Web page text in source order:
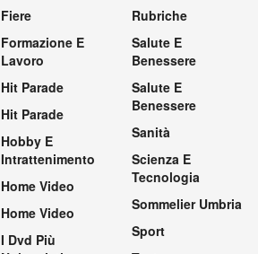
Fiere
Formazione E
Lavoro
Hit Parade
Hit Parade
Hobby E
Intrattenimento
Home Video
Home Video
I Dvd Più
Rubriche
Salute E
Benessere
Salute E
Benessere
Sanità
Scienza E
Tecnologia
Sommelier Umbria
Sport